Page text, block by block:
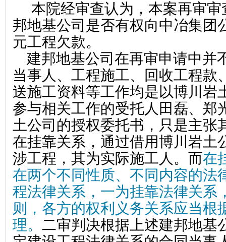
本院经审查认为，本案再审
邦地基公司是否有权向中冶集团
元工程欠款。
建邦地基公司在再审申请中并
当事人、工程施工、回收工程款
送施工资料等工作均是以博川岩
参与相关工作的受托人田磊、郑
土公司的授权委托书，只是主张
在挂靠关系，通过借用博川岩土
涉工程，其为实际施工人。而在
在两个不同性质、不同内容的法
程法律关系，一为挂靠法律关系
则，各方的权利义务关系应当根
理。 二审判决根据上述建邦地基